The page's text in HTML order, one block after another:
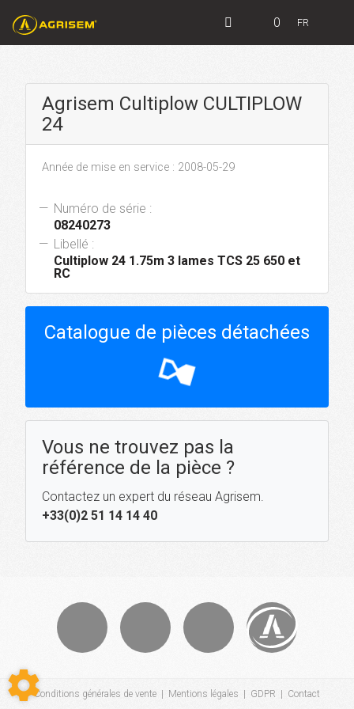
0 FR
Agrisem Cultiplow CULTIPLOW
24
Année de mise en service : 2008-05-29
Numéro de série :
08240273
Libellé :
Cultiplow 24 1.75m 3 lames TCS 25 650 et
RC
Catalogue de pièces détachées
hourglass_top
Vous ne trouvez pas la
référence de la pièce ?
Contactez un expert du réseau Agrisem.
+33(0)2 51 14 14 40
Conditions générales de vente Mentions légales GDPR Contact